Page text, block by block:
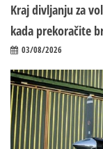
Kraj divljanju za
kada prekoračite
03/08/2026